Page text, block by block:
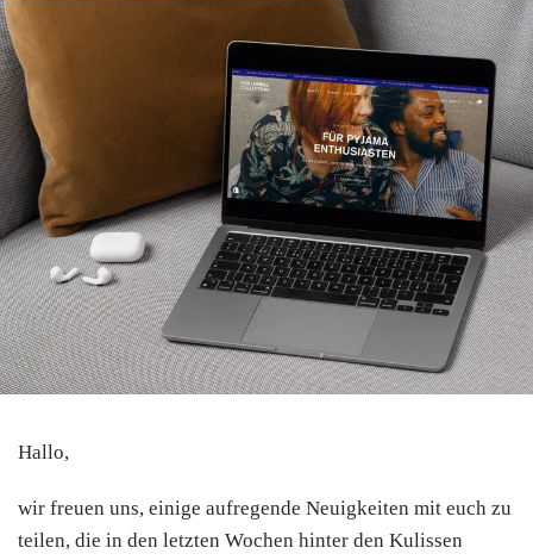
Hallo,
wir freuen uns, einige aufregende Neuigkeiten mit euch zu
teilen, die in den letzten Wochen hinter den Kulissen